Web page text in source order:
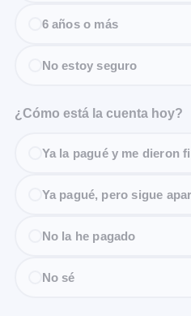
6 años o más
No estoy seguro
¿Cómo está la cuenta hoy?
Ya la pagué y me dieron
Ya pagué, pero sigue
No la he pagado
No sé